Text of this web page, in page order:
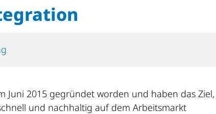
Juni 2015 gegründet worden und haben das
und nachhaltig auf dem Arbeitsmarkt